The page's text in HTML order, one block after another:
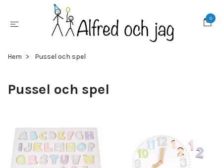
0
Hem Pussel och spel
Pussel och spel